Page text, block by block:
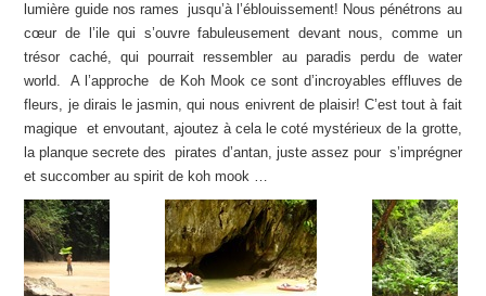
lumière guide nos rames jusqu’à l’éblouissement! Nous pénétrons au
cœur de l’ile qui s’ouvre fabuleusement devant nous, comme un
trésor caché, qui pourrait ressembler au paradis perdu de water
world. A l’approche de Koh Mook ce sont d’incroyables effluves de
fleurs, je dirais le jasmin, qui nous enivrent de plaisir! C’est tout à fait
magique et envoutant, ajoutez à cela le coté mystérieux de la grotte,
la planque secrete des pirates d’antan, juste assez pour s’imprégner
et succomber au spirit de koh mook …